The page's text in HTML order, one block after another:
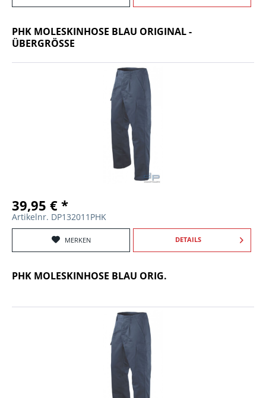
PHK MOLESKINHOSE BLAU ORIGINAL -
ÜBERGRÖSSE
39,95 € *
Artikelnr. DP132011PHK
MERKEN DETAILS
PHK MOLESKINHOSE BLAU ORIG.